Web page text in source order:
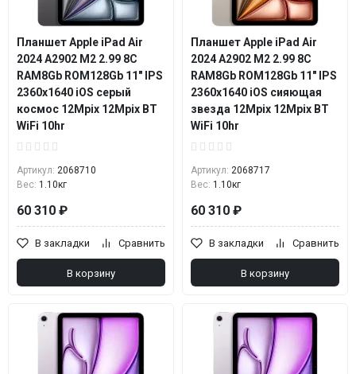
Планшет Apple iPad Air
2024 A2902 M2 2.99 8C
RAM8Gb ROM128Gb 11" IPS
2360x1640 iOS серый
космос 12Mpix 12Mpix BT
WiFi 10hr
Артикул: 2068710
Вес: 1.10кг
60 310 ₽
В закладки Сравнить
В корзину
Планшет Apple iPad Air
2024 A2902 M2 2.99 8C
RAM8Gb ROM128Gb 11" IPS
2360x1640 iOS сияющая
звезда 12Mpix 12Mpix BT
WiFi 10hr
Артикул: 2068717
Вес: 1.10кг
60 310 ₽
В закладки Сравнить
В корзину